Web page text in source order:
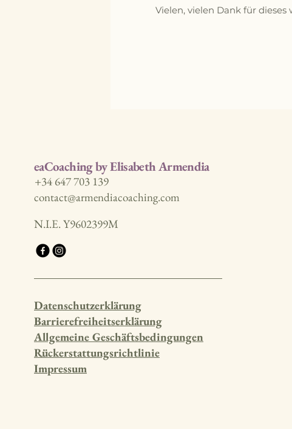
Vielen, vielen Dank für
eaCoaching by Elisabeth Armendia
+34 647 703 139
contact@armendiacoaching.com
N.I.E. Y9602399M
Datenschutzerklärung
Barrierefreiheitserklärung
Allgemeine Geschäftsbedingungen
Rückerstattungsrichtlinie
Impressum